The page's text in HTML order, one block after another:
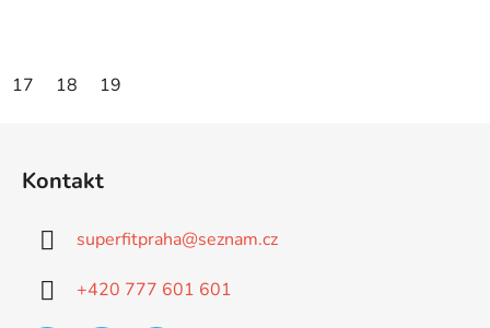
17 18 19
Kontakt
superfitpraha@seznam.cz
+420 777 601 601